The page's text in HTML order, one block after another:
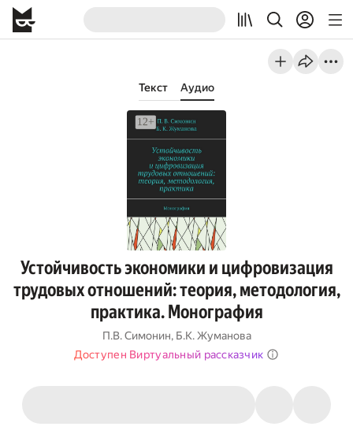
Текст Аудио
Устойчивость экономики и цифровизация
трудовых отношений: теория, методология,
практика. Монография
П.В. Симонин, Б.К. Жуманова
Доступен Виртуальный рассказчик